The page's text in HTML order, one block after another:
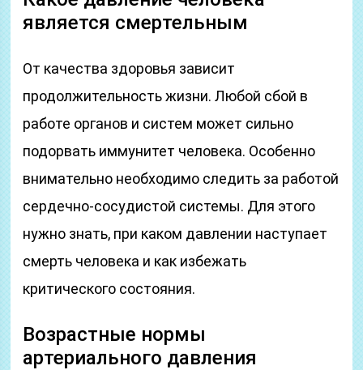
является смертельным
От качества здоровья зависит
продолжительность жизни. Любой сбой в
работе органов и систем может сильно
подорвать иммунитет человека. Особенно
внимательно необходимо следить за работой
сердечно-сосудистой системы. Для этого
нужно знать, при каком давлении наступает
смерть человека и как избежать
критического состояния.
Возрастные нормы
артериального давления